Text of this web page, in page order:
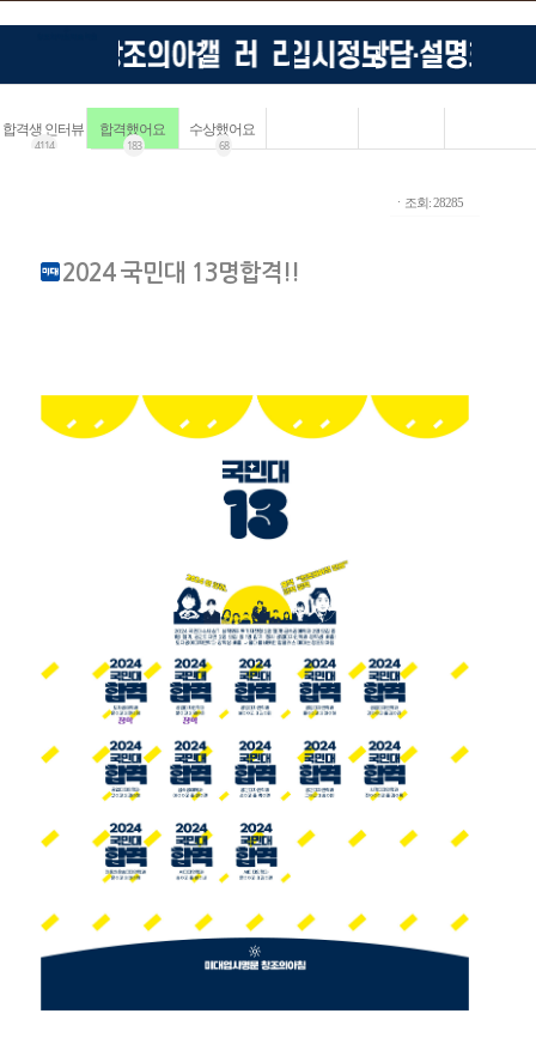
합격생 인터뷰
4114
합격했어요
183
수상했어요
68
ㆍ조회: 28285
2024 국민대 13명합격!!